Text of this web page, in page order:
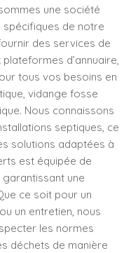
une société
spécifiques de notre
des services de
d’annuaire,
tous vos besoins en
vidange fosse
Nous connaissons
septiques, ce
solutions adaptées à
est équipée de
une
ce soit pour un
un entretien, nous
les normes
déchets de manière